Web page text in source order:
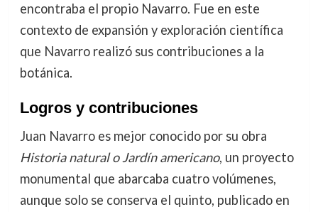
encontraba el propio Navarro. Fue en este
contexto de expansión y exploración científica
que Navarro realizó sus contribuciones a la
botánica.
Logros y contribuciones
Juan Navarro es mejor conocido por su obra
Historia natural o Jardín americano, un proyecto
monumental que abarcaba cuatro volúmenes,
aunque solo se conserva el quinto, publicado en